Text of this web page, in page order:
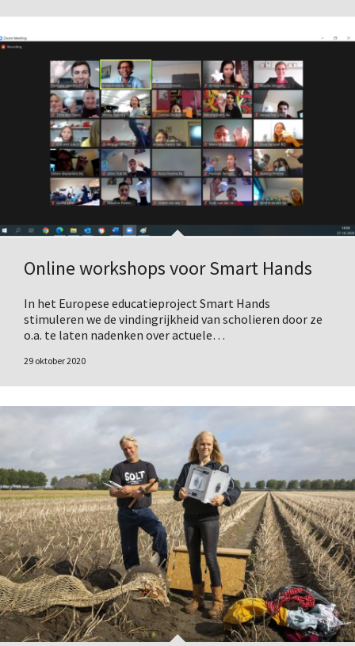
Online workshops voor Smart Hands
In het Europese educatieproject Smart Hands
stimuleren we de vindingrijkheid van scholieren door ze
o.a. te laten nadenken over actuele…
29 oktober 2020